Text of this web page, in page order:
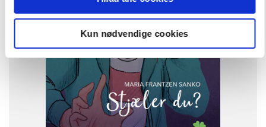
Kun nødvendige cookies